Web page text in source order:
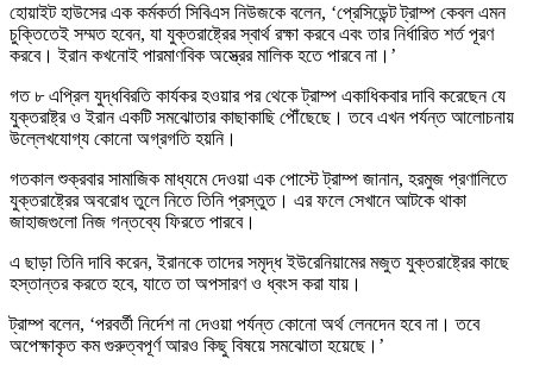
হোয়াইট হাউসের এক কর্মকর্তা সিবিএস নিউজকে বলেন, ‘প্রেসিডেন্ট ট্রাম্প কেবল এমন
চুক্তিতেই সম্মত হবেন, যা যুক্তরাষ্ট্রের স্বার্থ রক্ষা করবে এবং তার নির্ধারিত শর্ত পূরণ
করবে। ইরান কখনোই পারমাণবিক অস্ত্রের মালিক হতে পারবে না।’
গত ৮ এপ্রিল যুদ্ধবিরতি কার্যকর হওয়ার পর থেকে ট্রাম্প একাধিকবার দাবি করেছেন যে
যুক্তরাষ্ট্র ও ইরান একটি সমঝোতার কাছাকাছি পৌঁছেছে। তবে এখন পর্যন্ত আলোচনায়
উল্লেখযোগ্য কোনো অগ্রগতি হয়নি।
গতকাল শুক্রবার সামাজিক মাধ্যমে দেওয়া এক পোস্টে ট্রাম্প জানান, হরমুজ প্রণালিতে
যুক্তরাষ্ট্রের অবরোধ তুলে নিতে তিনি প্রস্তুত। এর ফলে সেখানে আটকে থাকা
জাহাজগুলো নিজ গন্তব্যে ফিরতে পারবে।
এ ছাড়া তিনি দাবি করেন, ইরানকে তাদের সমৃদ্ধ ইউরেনিয়ামের মজুত যুক্তরাষ্ট্রের কাছে
হস্তান্তর করতে হবে, যাতে তা অপসারণ ও ধ্বংস করা যায়।
ট্রাম্প বলেন, ‘পরবর্তী নির্দেশ না দেওয়া পর্যন্ত কোনো অর্থ লেনদেন হবে না। তবে
অপেক্ষাকৃত কম গুরুত্বপূর্ণ আরও কিছু বিষয়ে সমঝোতা হয়েছে।’